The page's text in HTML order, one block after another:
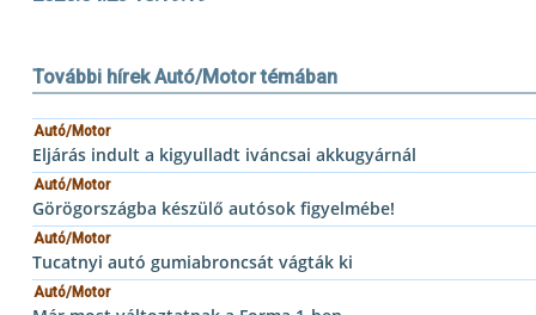
További hírek Autó/Motor témában
Autó/Motor
Eljárás indult a kigyulladt iváncsai akkugyárnál
Autó/Motor
Görögországba készülő autósok figyelmébe!
Autó/Motor
Tucatnyi autó gumiabroncsát vágták ki
Autó/Motor